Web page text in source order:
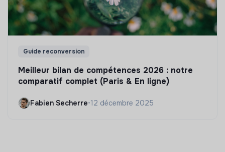
Guide reconversion
Meilleur bilan de compétences 2026 : notre
comparatif complet (Paris & En ligne)
Fabien Secherre•12 décembre 2025